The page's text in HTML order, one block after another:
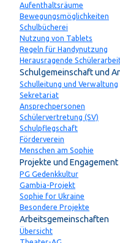
Aufenthaltsräume
Bewegungsmöglichkeiten
Schulbücherei
Nutzung von Tablets
Regeln für Handynutzung
Herausragende
Schulgemeinschaft und
Schulleitung und Verwaltung
Sekretariat
Ansprechpersonen
Schülervertretung (SV)
Schulpflegschaft
Förderverein
Menschen am Sophie
Projekte und Engagement
PG Gedenkkultur
Gambia-Projekt
Sophie for Ukraine
Besondere Projekte
Arbeitsgemeinschaften
Übersicht